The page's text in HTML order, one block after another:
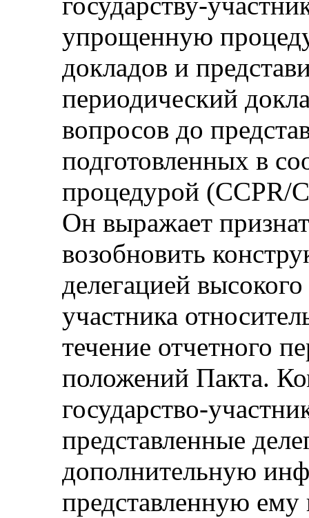
упрощенную
докладов и
периодический
вопросов до
подготовленных в
процедурой (CCPR/
Он выражает
возобновить
делегацией
участника
течение отчетного
положений Пакта.
государство-
представленные
дополнительную
представленную